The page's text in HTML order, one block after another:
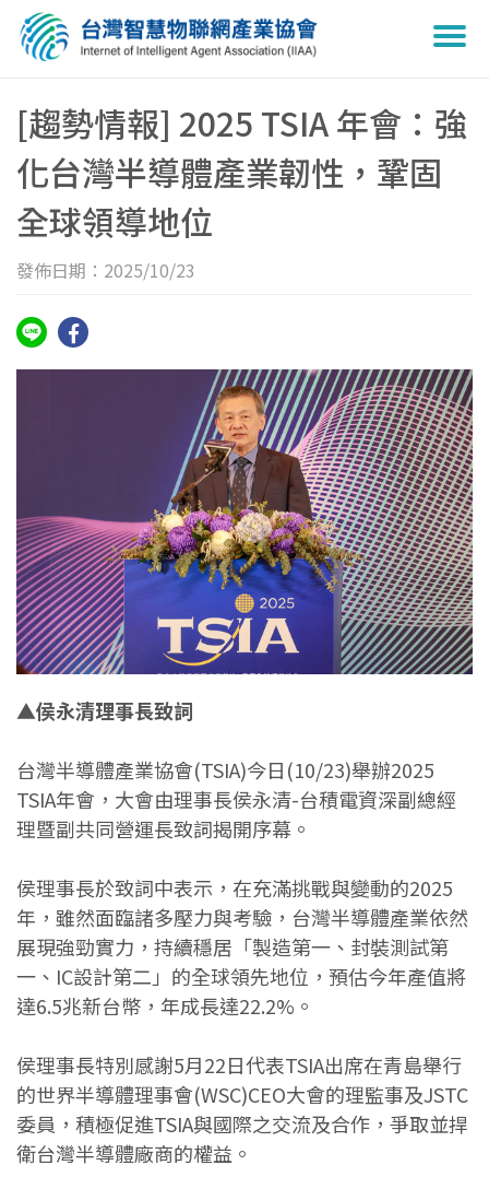
[趨勢情報] 2025 TSIA 年會：強
化台灣半導體產業韌性，鞏固
全球領導地位
發佈日期：2025/10/23
▲侯永清理事長致詞
台灣半導體產業協會(TSIA)今日(10/23)舉辦2025
TSIA年會，大會由理事長侯永清-台積電資深副總經
理暨副共同營運長致詞揭開序幕。
侯理事長於致詞中表示，在充滿挑戰與變動的2025
年，雖然面臨諸多壓力與考驗，台灣半導體產業依然
展現強勁實力，持續穩居「製造第一、封裝測試第
一、IC設計第二」的全球領先地位，預估今年產值將
達6.5兆新台幣，年成長達22.2%。
侯理事長特別感謝5月22日代表TSIA出席在青島舉行
的世界半導體理事會(WSC)CEO大會的理監事及JSTC
委員，積極促進TSIA與國際之交流及合作，爭取並捍
衛台灣半導體廠商的權益。